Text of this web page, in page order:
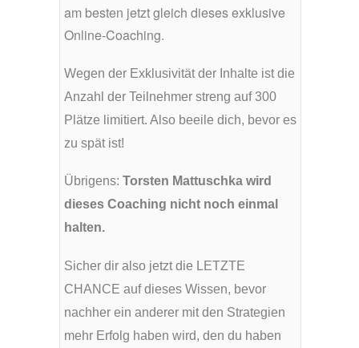
am besten jetzt gleich dieses exklusive
Online-Coaching.
Wegen der Exklusivität der Inhalte ist die
Anzahl der Teilnehmer streng auf 300
Plätze limitiert. Also beeile dich, bevor es
zu spät ist!
Übrigens: Torsten Mattuschka wird
dieses Coaching nicht noch einmal
halten.
Sicher dir also jetzt die LETZTE
CHANCE auf dieses Wissen, bevor
nachher ein anderer mit den Strategien
mehr Erfolg haben wird, den du haben